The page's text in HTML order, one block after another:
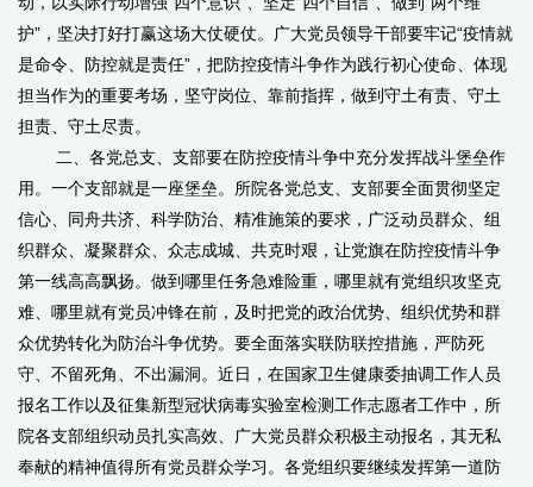
护”，坚决打好打赢这场大仗硬仗。广大党员领导干部要牢记“疫情就
是命令、防控就是责任”，把防控疫情斗争作为践行初心使命、体现
担当作为的重要考场，坚守岗位、靠前指挥，做到守土有责、守土
担责、守土尽责。
二、各党总支、支部要在防控疫情斗争中充分发挥战斗堡垒作
用。一个支部就是一座堡垒。所院各党总支、支部要全面贯彻坚定
信心、同舟共济、科学防治、精准施策的要求，广泛动员群众、组
织群众、凝聚群众、众志成城、共克时艰，让党旗在防控疫情斗争
第一线高高飘扬。做到哪里任务急难险重，哪里就有党组织攻坚克
难、哪里就有党员冲锋在前，及时把党的政治优势、组织优势和群
众优势转化为防治斗争优势。要全面落实联防联控措施，严防死
守、不留死角、不出漏洞。近日，在国家卫生健康委抽调工作人员
报名工作以及征集新型冠状病毒实验室检测工作志愿者工作中，所
院各支部组织动员扎实高效、广大党员群众积极主动报名，其无私
奉献的精神值得所有党员群众学习。各党组织要继续发挥第一道防